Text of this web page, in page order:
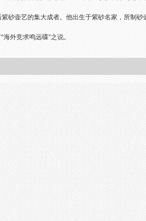
砂壶艺的集大成者。他出生于紫砂名家，所制砂
外竞求鸣远碟”之说。